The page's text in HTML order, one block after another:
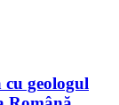
cu geologul